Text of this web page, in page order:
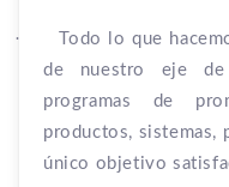
·
Todo lo que
de nuestro eje de
programas de
productos, sistemas,
único objetivo